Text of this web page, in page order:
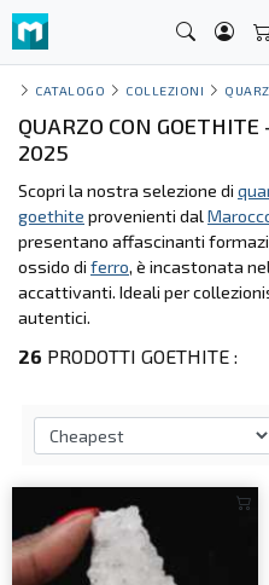
CATALOGO COLLEZIONI
QUARZO CON
2025
Scopri la nostra selezione di
goethite provenienti dal
presentano affascinanti
ossido di ferro, è incastonata nel
accattivanti. Ideali per
autentici.
26 PRODOTTI GOETHITE :